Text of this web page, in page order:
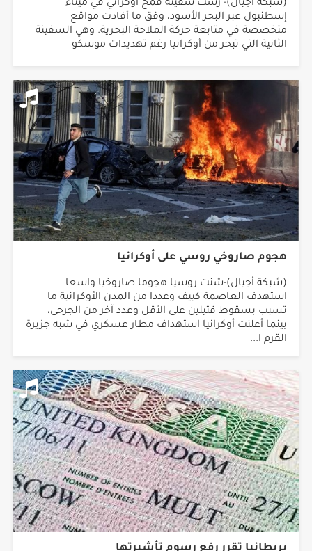
(شبكة أجيال)- رست سفينة قمح أوكراني في ميناء
إسطنبول عبر البحر الأسود، وفق ما أفادت مواقع
متخصصة في متابعة حركة الملاحة البحرية. وهي السفينة
الثانية التي تبحر من أوكرانيا رغم تهديدات موسكو
هجوم صاروخي روسي على أوكرانيا
(شبكة أجيال)-شنت روسيا هجوما صاروخيا واسعا
استهدف العاصمة كييف وعددا من المدن الأوكرانية ما
تسبب بسقوط قتيلين على الأقل وعدد آخر من الجرحى،
بينما أعلنت أوكرانيا استهداف مطار عسكري في شبه جزيرة
القرم ا...
بريطانيا تقرر رفع رسوم تأشيرتها